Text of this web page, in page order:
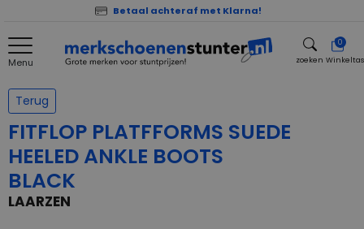
Betaal achteraf met Klarna!
Menu zoeken
0
Winkeltas
Terug
FITFLOP PLATFFORMS SUEDE
HEELED ANKLE BOOTS
BLACK
LAARZEN